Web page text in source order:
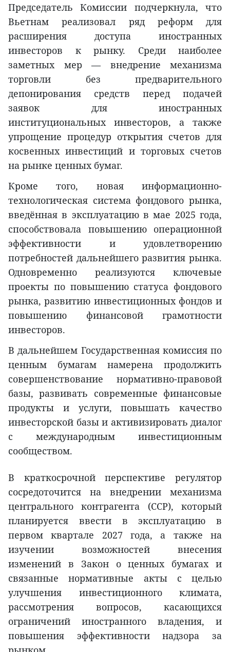
Председатель Комиссии подчеркнула, что
Вьетнам реализовал ряд реформ для
расширения доступа иностранных
инвесторов к рынку. Среди наиболее
заметных мер — внедрение механизма
торговли без предварительного
депонирования средств перед подачей
заявок для иностранных
институциональных инвесторов, а также
упрощение процедур открытия счетов для
косвенных инвестиций и торговых счетов
на рынке ценных бумаг.
Кроме того, новая информационно-
технологическая система фондового рынка,
введённая в эксплуатацию в мае 2025 года,
способствовала повышению операционной
эффективности и удовлетворению
потребностей дальнейшего развития рынка.
Одновременно реализуются ключевые
проекты по повышению статуса фондового
рынка, развитию инвестиционных фондов и
повышению финансовой грамотности
инвесторов.
В дальнейшем Государственная комиссия по
ценным бумагам намерена продолжить
совершенствование нормативно-правовой
базы, развивать современные финансовые
продукты и услуги, повышать качество
инвесторской базы и активизировать диалог
с международным инвестиционным
сообществом.
В краткосрочной перспективе регулятор
сосредоточится на внедрении механизма
центрального контрагента (CCP), который
планируется ввести в эксплуатацию в
первом квартале 2027 года, а также на
изучении возможностей внесения
изменений в Закон о ценных бумагах и
связанные нормативные акты с целью
улучшения инвестиционного климата,
рассмотрения вопросов, касающихся
ограничений иностранного владения, и
повышения эффективности надзора за